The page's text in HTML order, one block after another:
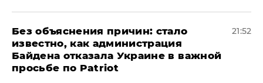
Без объяснения причин: стало
известно, как администрация
Байдена отказала Украине в важной
просьбе по Patriot
21:52